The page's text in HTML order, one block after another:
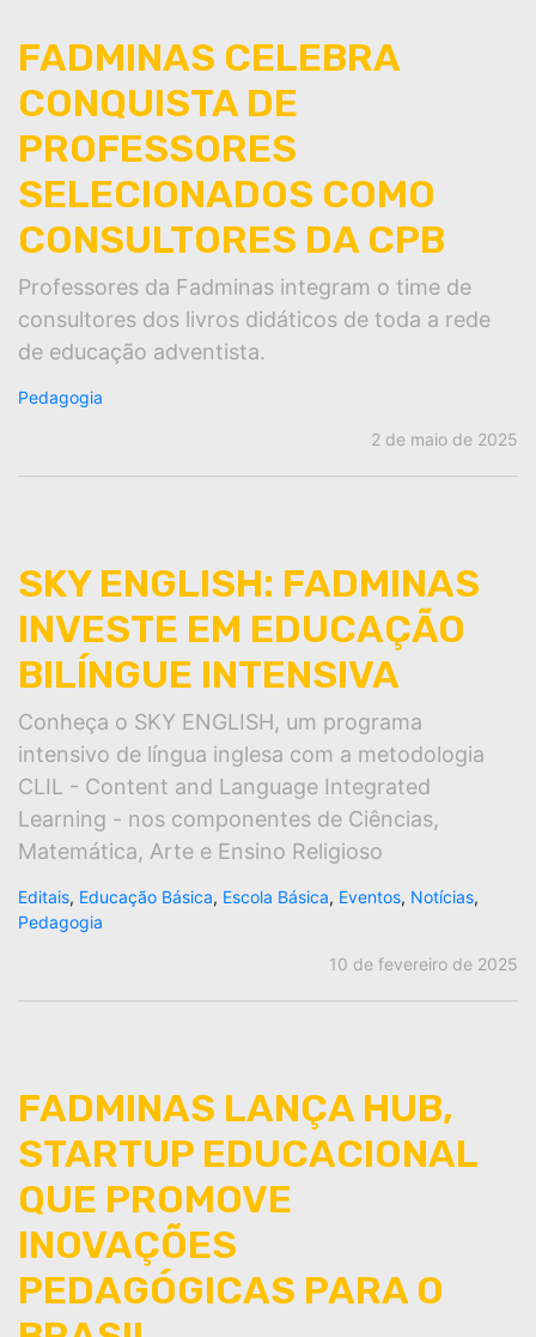
FADMINAS CELEBRA
CONQUISTA DE
PROFESSORES
SELECIONADOS COMO
CONSULTORES DA CPB
Professores da Fadminas integram o time de
consultores dos livros didáticos de toda a rede
de educação adventista.
Pedagogia
2 de maio de 2025
SKY ENGLISH: FADMINAS
INVESTE EM EDUCAÇÃO
BILÍNGUE INTENSIVA
Conheça o SKY ENGLISH, um programa
intensivo de língua inglesa com a metodologia
CLIL - Content and Language Integrated
Learning - nos componentes de Ciências,
Matemática, Arte e Ensino Religioso
Editais, Educação Básica, Escola Básica, Eventos, Notícias,
Pedagogia
10 de fevereiro de 2025
FADMINAS LANÇA HUB,
STARTUP EDUCACIONAL
QUE PROMOVE
INOVAÇÕES
PEDAGÓGICAS PARA O